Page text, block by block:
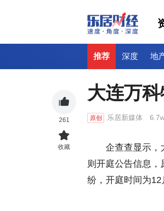
推荐 深度 地
大连万
原创 乐居新媒体
企查查显示，
则开庭公告信息
纷，开庭时间为12
261
收藏